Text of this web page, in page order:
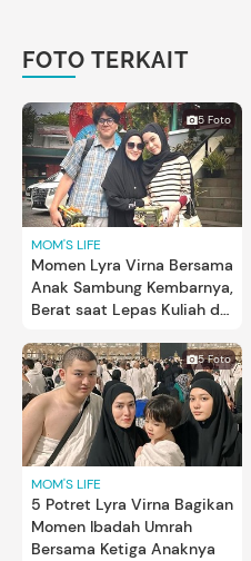
FOTO TERKAIT
5 Foto
MOM'S LIFE
Momen Lyra Virna Bersama
Anak Sambung Kembarnya,
Berat saat Lepas Kuliah di
5 Foto
MOM'S LIFE
5 Potret Lyra Virna Bagikan
Momen Ibadah Umrah
Bersama Ketiga Anaknya